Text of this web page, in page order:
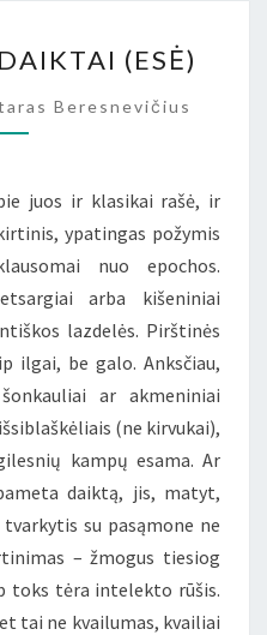
DAIKTAI
(ESĖ)
Beresnevičius
juos ir klasikai rašė, ir
ypatingas požymis
nuo epochos.
arba kišeniniai
lazdelės. Pirštinės
ilgai, be galo. Anksčiau,
ar akmeniniai
(ne kirvukai),
kampų esama. Ar
daiktą, jis, matyt,
su pasąmone ne
– žmogus tiesiog
toks tėra intelekto rūšis.
tai ne kvailumas, kvailiai